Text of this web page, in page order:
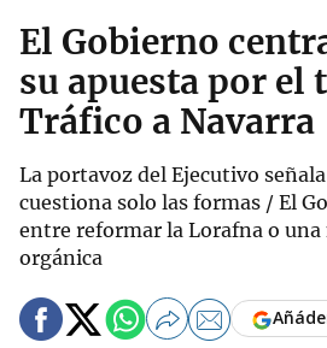
El Gobierno
su apuesta por el
Tráfico a Navarra
La portavoz del Ejecutivo
cuestiona solo las formas / El
entre reformar la Lorafna o una
orgánica